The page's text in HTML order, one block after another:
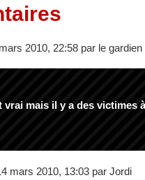
2010, 22:58 par le gardien
vrai mais il y a des victimes
mars 2010, 13:03 par Jordi